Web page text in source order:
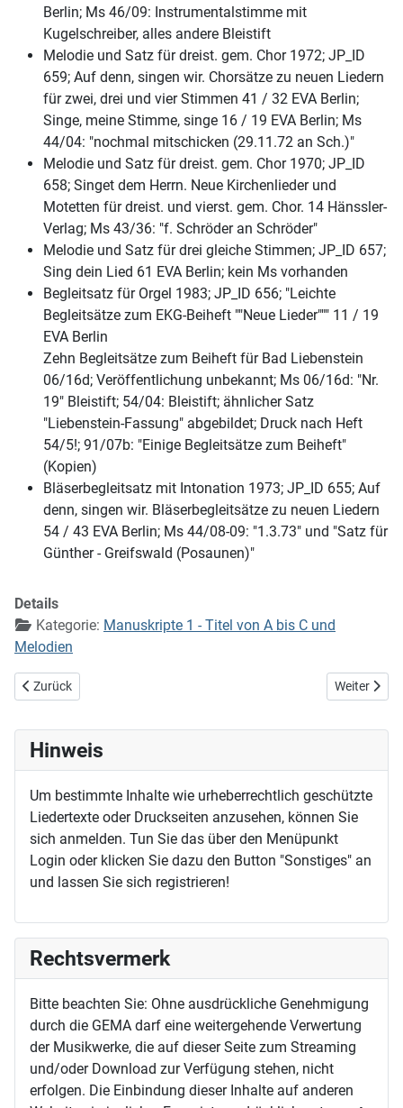
Berlin; Ms 46/09: Instrumentalstimme mit
Kugelschreiber, alles andere Bleistift
Melodie und Satz für dreist. gem. Chor 1972; JP_ID
659; Auf denn, singen wir. Chorsätze zu neuen Liedern
für zwei, drei und vier Stimmen 41 / 32 EVA Berlin;
Singe, meine Stimme, singe 16 / 19 EVA Berlin; Ms
44/04: "nochmal mitschicken (29.11.72 an Sch.)"
Melodie und Satz für dreist. gem. Chor 1970; JP_ID
658; Singet dem Herrn. Neue Kirchenlieder und
Motetten für dreist. und vierst. gem. Chor. 14 Hänssler-
Verlag; Ms 43/36: "f. Schröder an Schröder"
Melodie und Satz für drei gleiche Stimmen; JP_ID 657;
Sing dein Lied 61 EVA Berlin; kein Ms vorhanden
Begleitsatz für Orgel 1983; JP_ID 656; "Leichte
Begleitsätze zum EKG-Beiheft ""Neue Lieder""" 11 / 19
EVA Berlin
Zehn Begleitsätze zum Beiheft für Bad Liebenstein
06/16d; Veröffentlichung unbekannt; Ms 06/16d: "Nr.
19" Bleistift; 54/04: Bleistift; ähnlicher Satz
"Liebenstein-Fassung" abgebildet; Druck nach Heft
54/5!; 91/07b: "Einige Begleitsätze zum Beiheft"
(Kopien)
Bläserbegleitsatz mit Intonation 1973; JP_ID 655; Auf
denn, singen wir. Bläserbegleitsätze zu neuen Liedern
54 / 43 EVA Berlin; Ms 44/08-09: "1.3.73" und "Satz für
Günther - Greifswald (Posaunen)"
Details
Kategorie: Manuskripte 1 - Titel von A bis C und
Melodien
Vorheriger Beitrag: Jesus, deine Augen brachen im Tod
Zurück Nächster
Weiter
Hinweis
Um bestimmte Inhalte wie urheberrechtlich geschützte
Liedertexte oder Druckseiten anzusehen, können Sie
sich anmelden. Tun Sie das über den Menüpunkt
Login oder klicken Sie dazu den Button "Sonstiges" an
und lassen Sie sich registrieren!
Rechtsvermerk
Bitte beachten Sie: Ohne ausdrückliche Genehmigung
durch die GEMA darf eine weitergehende Verwertung
der Musikwerke, die auf dieser Seite zum Streaming
und/oder Download zur Verfügung stehen, nicht
erfolgen. Die Einbindung dieser Inhalte auf anderen